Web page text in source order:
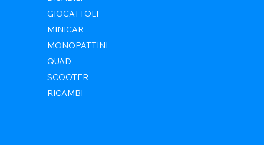
GIOCATTOLI
MINICAR
MONOPATTINI
QUAD
SCOOTER
RICAMBI